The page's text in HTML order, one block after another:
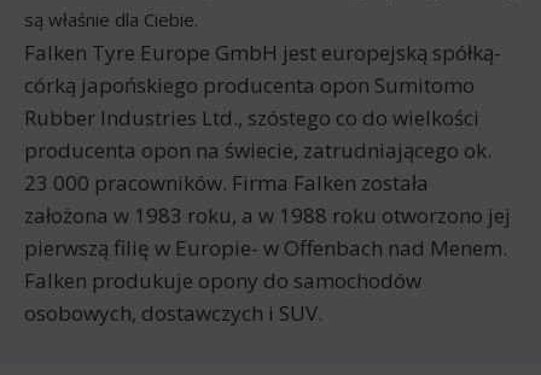
są właśnie dla Ciebie.
Falken Tyre Europe GmbH jest europejską spółką-
córką japońskiego producenta opon Sumitomo
Rubber Industries Ltd., szóstego co do wielkości
producenta opon na świecie, zatrudniającego ok.
23 000 pracowników. Firma Falken została
założona w 1983 roku, a w 1988 roku otworzono jej
pierwszą filię w Europie- w Offenbach nad Menem.
Falken produkuje opony do samochodów
osobowych, dostawczych i SUV.